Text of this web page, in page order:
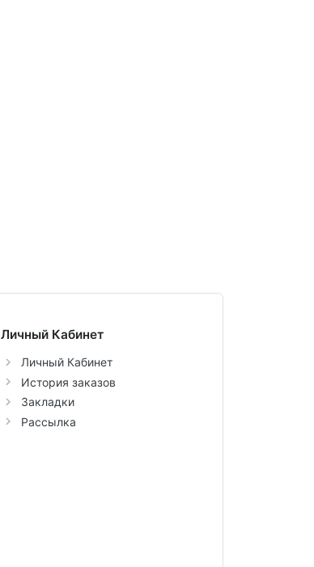
Личный Кабинет
Личный Кабинет
История заказов
Закладки
Рассылка